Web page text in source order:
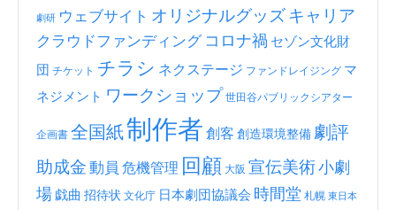
劇研 ウェブサイト オリジナルグッズ キャリア
クラウドファンディング コロナ禍 セゾン文化財
団 チケット チラシ ネクステージ ファンドレイジング マ
ネジメント ワークショップ 世田谷パブリックシアター
企画書 全国紙制作者 創客 創造環境整備 劇評
助成金 動員 危機管理 回顧 大阪 宣伝美術小劇
場 戯曲 招待状 文化庁 日本劇団協議会 時間堂 札幌 東日本